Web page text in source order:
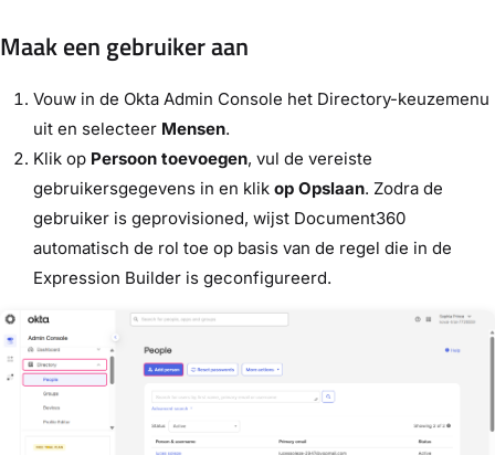
Maak een gebruiker aan
Vouw in de Okta Admin Console het Directory-keuzemenu
uit en selecteer Mensen.
Klik op Persoon toevoegen, vul de vereiste
gebruikersgegevens in en klik op Opslaan. Zodra de
gebruiker is geprovisioned, wijst Document360
automatisch de rol toe op basis van de regel die in de
Expression Builder is geconfigureerd.